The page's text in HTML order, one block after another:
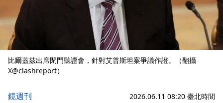
比爾蓋茲出席閉門聽證會，針對艾普斯坦案爭議作證。（翻攝
X@clashreport）
鏡週刊 2026.06.11 08:20 臺北時間